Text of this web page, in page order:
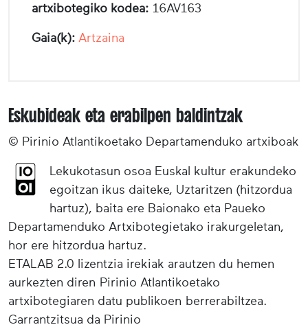
artxibotegiko kodea: 16AV163
Gaia(k): Artzaina
Eskubideak eta erabilpen baldintzak
© Pirinio Atlantikoetako Departamenduko artxiboak
Lekukotasun osoa Euskal kultur erakundeko
egoitzan ikus daiteke, Uztaritzen (hitzordua
hartuz), baita ere Baionako eta Paueko
Departamenduko Artxibotegietako irakurgeletan,
hor ere hitzordua hartuz.
ETALAB 2.0 lizentzia irekiak arautzen du hemen
aurkezten diren Pirinio Atlantikoetako
artxibotegiaren datu publikoen berrerabiltzea.
Garrantzitsua da Pirinio